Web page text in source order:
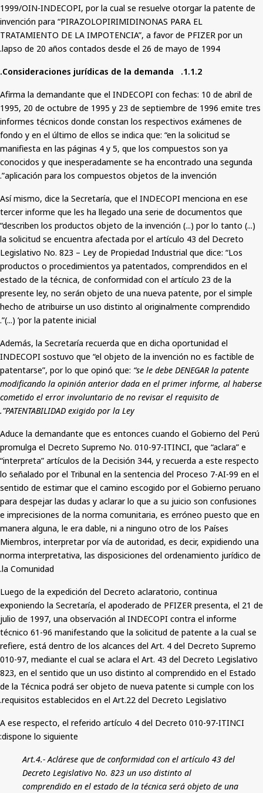
1999/OIN-INDECOPI, por la cual se resuelve otorgar la patente de
invención para “PIRAZOLOPIRIMIDINONAS PARA EL
TRATAMIENTO DE LA IMPOTENCIA”, a favor de PFIZER por un
lapso de 20 años contados desde el 26 de mayo de 1994.
1.1.2. Consideraciones jurídicas de la demanda.
Afirma la demandante que el INDECOPI con fechas: 10 de abril de
1995, 20 de octubre de 1995 y 23 de septiembre de 1996 emite tres
informes técnicos donde constan los respectivos exámenes de
fondo y en el último de ellos se indica que: “en la solicitud se
manifiesta en las páginas 4 y 5, que los compuestos son ya
conocidos y que inesperadamente se ha encontrado una segunda
aplicación para los compuestos objetos de la invención”.
Así mismo, dice la Secretaría, que el INDECOPI menciona en ese
tercer informe que les ha llegado una serie de documentos que
“describen los productos objeto de la invención (...) por lo tanto (...)
la solicitud se encuentra afectada por el artículo 43 del Decreto
Legislativo No. 823 – Ley de Propiedad Industrial que dice: “Los
productos o procedimientos ya patentados, comprendidos en el
estado de la técnica, de conformidad con el artículo 23 de la
presente ley, no serán objeto de una nueva patente, por el simple
hecho de atribuirse un uso distinto al originalmente comprendido
por la patente inicial’ (...)”.
Además, la Secretaría recuerda que en dicha oportunidad el
INDECOPI sostuvo que “el objeto de la invención no es factible de
patentarse”, por lo que opinó que: “se le debe DENEGAR la patente
modificando la opinión anterior dada en el primer informe, al haberse
cometido el error involuntario de no revisar el requisito de
PATENTABILIDAD exigido por la Ley”.
Aduce la demandante que es entonces cuando el Gobierno del Perú
promulga el Decreto Supremo No. 010-97-ITINCI, que “aclara” e
“interpreta” artículos de la Decisión 344, y recuerda a este respecto
lo señalado por el Tribunal en la sentencia del Proceso 7-AI-99 en el
sentido de estimar que el camino escogido por el Gobierno peruano
para despejar las dudas y aclarar lo que a su juicio son confusiones
e imprecisiones de la norma comunitaria, es erróneo puesto que en
manera alguna, le era dable, ni a ninguno otro de los Países
Miembros, interpretar por vía de autoridad, es decir, expidiendo una
norma interpretativa, las disposiciones del ordenamiento jurídico de
la Comunidad.
Luego de la expedición del Decreto aclaratorio, continua
exponiendo la Secretaría, el apoderado de PFIZER presenta, el 21 de
julio de 1997, una observación al INDECOPI contra el informe
técnico 61-96 manifestando que la solicitud de patente a la cual se
refiere, está dentro de los alcances del Art. 4 del Decreto Supremo
010-97, mediante el cual se aclara el Art. 43 del Decreto Legislativo
823, en el sentido que un uso distinto al comprendido en el Estado
de la Técnica podrá ser objeto de nueva patente si cumple con los
requisitos establecidos en el Art.22 del Decreto Legislativo.
A ese respecto, el referido artículo 4 del Decreto 010-97-ITINCI
dispone lo siguiente:
Art.4.- Aclárese que de conformidad con el artículo 43 del
Decreto Legislativo No. 823 un uso distinto al
comprendido en el estado de la técnica será objeto de una